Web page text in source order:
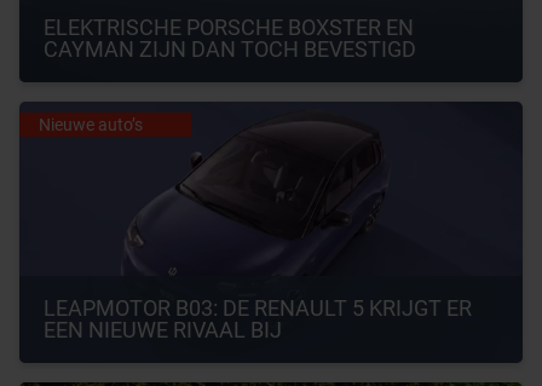
ELEKTRISCHE PORSCHE BOXSTER EN
CAYMAN ZIJN DAN TOCH BEVESTIGD
Nieuwe auto’s
LEAPMOTOR B03: DE RENAULT 5 KRIJGT ER
EEN NIEUWE RIVAAL BIJ